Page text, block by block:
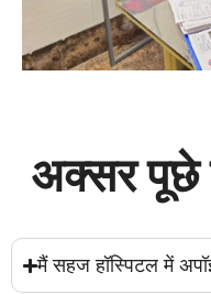
अक्सर पूछे
मैं सहज हॉस्पिटल में